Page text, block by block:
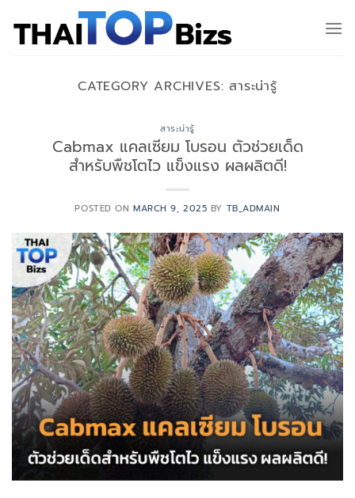
content
CATEGORY ARCHIVES:สาระน่ารู้
สาระน่ารู้
Cabmax แคลเซียม โบรอน ตัวช่วยเด็ด
สำหรับพืชโตไว แข็งแรง ผลผลิตดี!
POSTED ONMARCH 9, 2025 BY TB_ADMAIN